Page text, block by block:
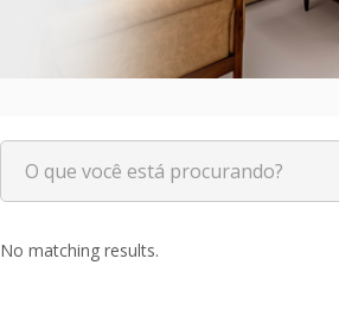
No matching results.